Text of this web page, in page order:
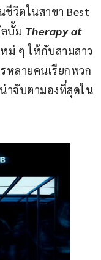
ชีวิตในสาขา Best
ลบั้ม Therapy at
ม่ ๆ ให้กับสามสาว
หลายคนเรียกพวก
น่าจับตามองที่สุดใน